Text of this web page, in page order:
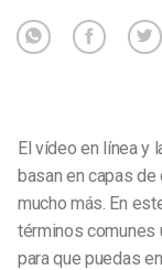
El vídeo en línea y
basan en capas
mucho más. En
términos comunes
para que puedas